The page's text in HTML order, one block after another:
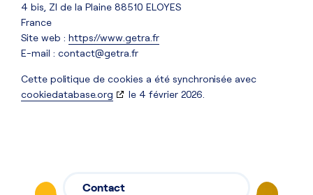
4 bis, ZI de la Plaine 88510 ELOYES
France
Site web : https://www.getra.fr
E-mail : contact@getra.fr
Cette politique de cookies a été synchronisée avec
cookiedatabase.org
le 4 février 2026.
Contact